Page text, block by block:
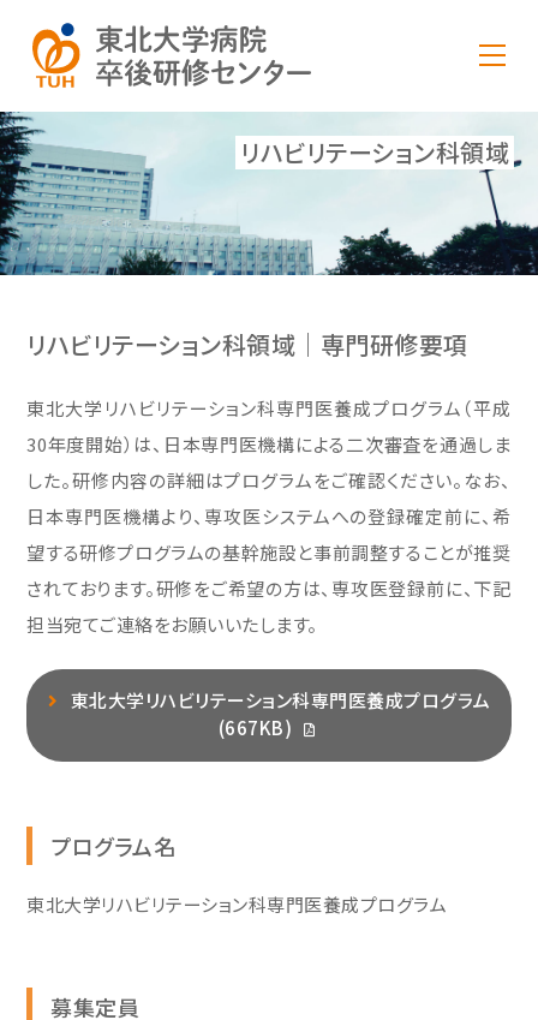
リハビリテーション科領域
リハビリテーション科領域｜専門研修要項
東北大学リハビリテーション科専門医養成プログラム（平成
30年度開始）は、日本専門医機構による二次審査を通過しま
した。研修内容の詳細はプログラムをご確認ください。なお、
日本専門医機構より、専攻医システムへの登録確定前に、希
望する研修プログラムの基幹施設と事前調整することが推奨
されております。研修をご希望の方は、専攻医登録前に、下記
担当宛てご連絡をお願いいたします。
東北大学リハビリテーション科専門医養成プログラム
(667KB)
プログラム名
東北大学リハビリテーション科専門医養成プログラム
募集定員